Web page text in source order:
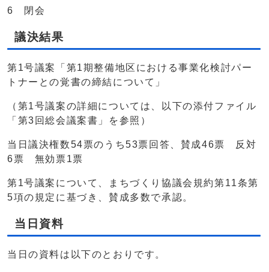
6 閉会
議決結果
第1号議案「第1期整備地区における事業化検討パー
トナーとの覚書の締結について」
（第1号議案の詳細については、以下の添付ファイル
「第3回総会議案書」を参照）
当日議決権数54票のうち53票回答、賛成46票 反対
6票 無効票1票
第1号議案について、まちづくり協議会規約第11条第
5項の規定に基づき、賛成多数で承認。
当日資料
当日の資料は以下のとおりです。